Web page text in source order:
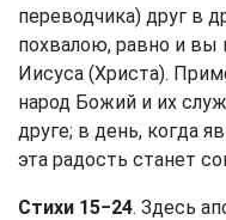
переводчика) друг в
похвалою, равно и
Иисуса (Христа).
народ Божий и их
друге; в день, когда
эта радость станет
Стихи 15−24. Здесь